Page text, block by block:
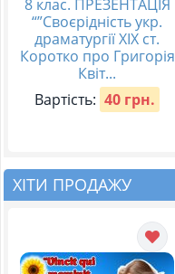
8 клас. ПРЕЗЕНТАЦІЯ
“”Своєрідність укр.
драматургії ХІХ ст.
Коротко про Григорія
Квіт...
Вартість: 40 грн.
ХІТИ ПРОДАЖУ